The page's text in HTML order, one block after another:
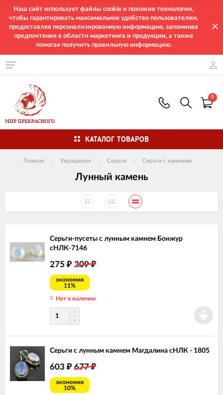
Наш сайт использует файлы cookie и похожие технологии,
чтобы гарантировать максимальное удобство пользователям,
предоставляя персонализированную информацию, запоминая
предпочтения в области маркетинга и продукции, а также
помогая получить правильную информацию.
0
КАТАЛОГ ТОВАРОВ
Главная Украшения Серьги Серьги с камнями
Лунный камень
Серьги-пусеты с лунным камнем Бонжур
сНЛК-7146
275 ₽ 309₽
экономия
11%
Нет в наличии
Серьги с лунным камнем Магдалина сНЛК - 1805
603 ₽ 677₽
экономия
10%